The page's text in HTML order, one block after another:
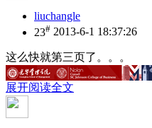
liuchangle
23# 2013-6-1 18:37:26
这么快就第三页了。。。
展开阅读全文